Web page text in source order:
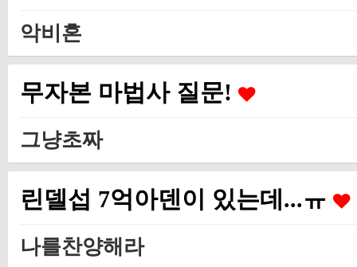
악비혼
무자본 마법사 질문!
그냥초짜
린델섭 7억아덴이 있는데...ㅠ
나를찬양해라